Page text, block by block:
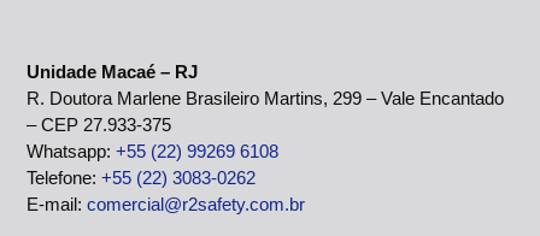
Unidade Macaé – RJ
R. Doutora Marlene Brasileiro Martins, 299 – Vale Encantado
– CEP 27.933-375
Whatsapp:+55 (22) 99269 6108
Telefone:+55 (22) 3083-0262
E-mail:comercial@r2safety.com.br